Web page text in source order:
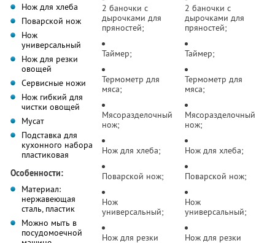
Нож для хлеба
Поварской нож
Нож
универсальный
Нож для резки
овощей
Сервисные ножи
Нож гибкий для
чистки овощей
Мусат
Подставка для
кухонного набора
пластиковая
Особенности:
Материал:
нержавеющая
сталь, пластик
Можно мыть в
посудомоечной
2 баночки с
дырочками для
пряностей;
Таймер;
Термометр для
мяса;
Мясоразделочный
нож;
Нож для хлеба;
Поварской нож;
Нож
универсальный;
Нож для резки
2 баночки с
дырочками для
пряностей;
Таймер;
Термометр для
мяса;
Мясоразделочный
нож;
Нож для хлеба;
Поварской нож;
Нож
универсальный;
Нож для резки